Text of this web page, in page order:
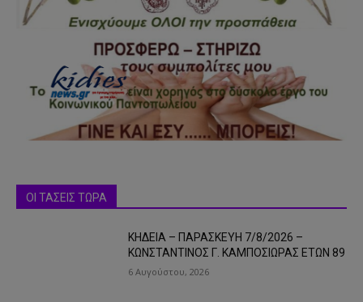
ΟΙ ΤΑΣΕΙΣ ΤΩΡΑ
ΚΗΔΕΙΑ – ΠΑΡΑΣΚΕΥΗ 7/8/2026 –
ΚΩΝΣΤΑΝΤΙΝΟΣ Γ. ΚΑΜΠΟΣΙΩΡΑΣ ΕΤΩΝ 89
6 Αυγούστου, 2026